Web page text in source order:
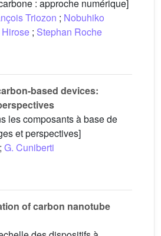
: approche numérique]
Triozon ; Nobuhiko
; Stephan Roche
based devices:
les composants à base de
et perspectives]
; G. Cuniberti
of carbon nanotube